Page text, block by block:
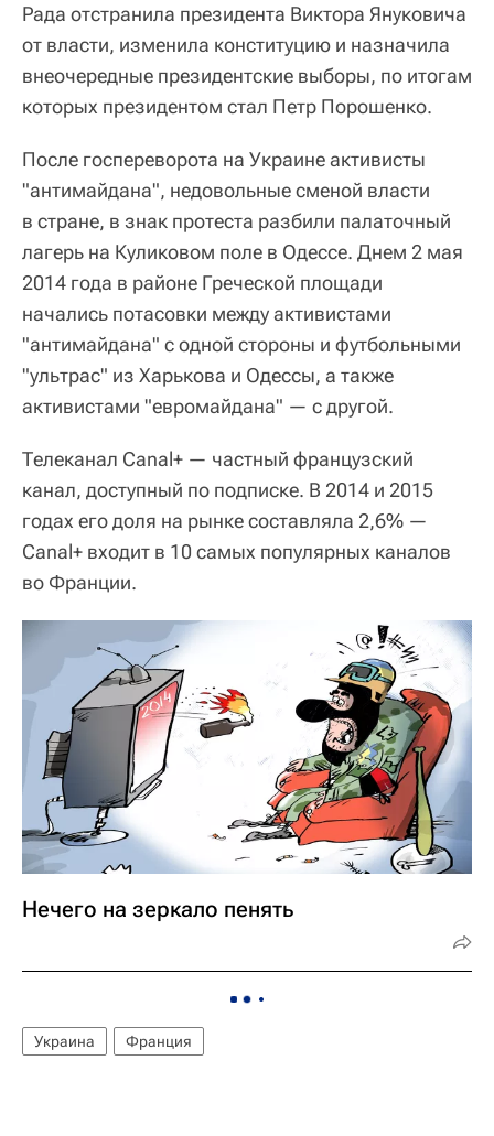
Рада отстранила президента Виктора Януковича
от власти, изменила конституцию и назначила
внеочередные президентские выборы, по итогам
которых президентом стал Петр Порошенко.
После госпереворота на Украине активисты
"антимайдана", недовольные сменой власти
в стране, в знак протеста разбили палаточный
лагерь на Куликовом поле в Одессе. Днем 2 мая
2014 года в районе Греческой площади
начались потасовки между активистами
"антимайдана" с одной стороны и футбольными
"ультрас" из Харькова и Одессы, а также
активистами "евромайдана" — с другой.
Телеканал Canal+ — частный французский
канал, доступный по подписке. В 2014 и 2015
годах его доля на рынке составляла 2,6% —
Canal+ входит в 10 самых популярных каналов
во Франции.
Нечего на зеркало пенять
Украина Франция